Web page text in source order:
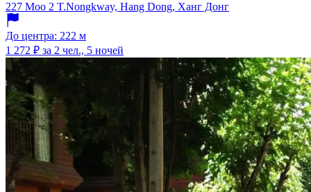
227 Moo 2 T.Nongkway, Hang Dong, Ханг Донг
До центра: 222 м
1 272 ₽ за 2 чел., 5 ночей